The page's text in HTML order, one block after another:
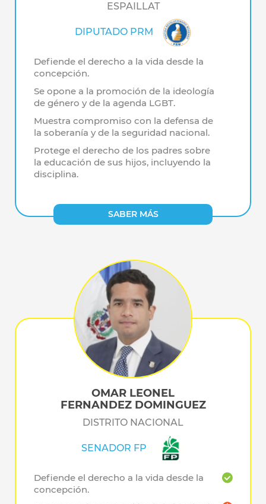
ESPAILLAT
DIPUTADO PRM
Defiende el derecho a la vida desde la
concepción.
Se opone a la promoción de la ideología
de género y de la agenda LGBT.
Muestra compromiso con la defensa de
la soberanía y de la seguridad nacional.
Protege el derecho de los padres sobre
la educación de sus hijos, incluyendo la
disciplina.
SABER MÁS
OMAR LEONEL
FERNANDEZ DOMINGUEZ
DISTRITO NACIONAL
SENADOR FP
Defiende el derecho a la vida desde la
concepción.